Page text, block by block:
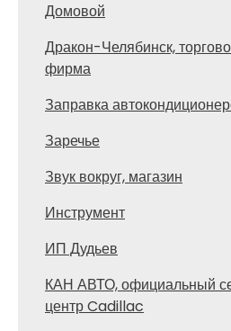
Домовой
Дракон-Челябинск,
фирма
Заправка
Заречье
Звук вокруг, магазин
Инструмент
ИП Дудьев
КАН АВТО, официальный
центр Cadillac